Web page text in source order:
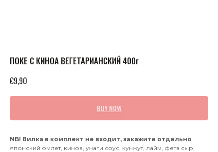
ПОКЕ С КИНОА ВЕГЕТАРИАНСКИЙ 400г
€9,90
BUY NOW
NB! Вилка в комплект не входит, закажите отдельно
японский омлет, киноа, унаги соус, кунжут, лайм, фета сыр,